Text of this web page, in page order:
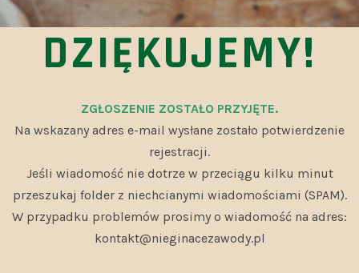
DZIĘKUJEMY!
ZGŁOSZENIE ZOSTAŁO PRZYJĘTE.
Na wskazany adres e-mail wysłane zostało potwierdzenie
rejestracji.
Jeśli wiadomość nie dotrze w przeciągu kilku minut
przeszukaj folder z niechcianymi wiadomościami (SPAM).
W przypadku problemów prosimy o wiadomość na adres:
kontakt@nieginacezawody.pl